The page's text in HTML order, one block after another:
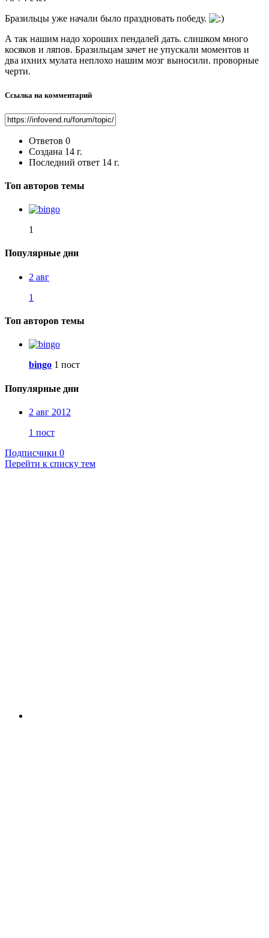
Бразильцы уже начали было праздновать победу.
А так нашим надо хороших пендалей дать. слишком много
косяков и ляпов. Бразильцам зачет не упускали моментов и
два ихних мулата неплохо нашим мозг выносили. проворные
черти.
Ссылка на комментарий
Ответов 0
Создана 14 г.
Последний ответ 14 г.
Топ авторов темы
1
Популярные дни
2 авг
1
Топ авторов темы
bingo 1 пост
Популярные дни
2 авг 2012
1 пост
Подписчики 0
Перейти к списку тем